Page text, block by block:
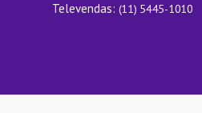
Televendas: (11) 5445-1010